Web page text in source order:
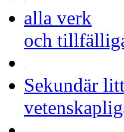
alla verk
och
Sekundär